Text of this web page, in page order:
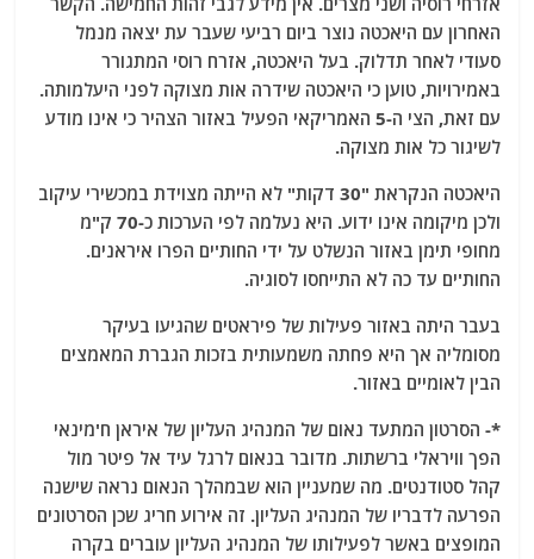
A
p
p
ra
m
b
o
o
האחרון עם היאכטה נוצר ביום רביעי שעבר עת יצאה מנמל
סעודי לאחר תדלוק. בעל היאכטה, אזרח רוסי המתגורר
באמירויות, טוען כי היאכטה שידרה אות מצוקה לפני היעלמותה.
עם זאת, הצי ה-5 האמריקאי הפעיל באזור הצהיר כי אינו מודע
לשיגור כל אות מצוקה.
היאכטה הנקראת "30 דקות" לא הייתה מצוידת במכשירי עיקוב
ולכן מיקומה אינו ידוע. היא נעלמה לפי הערכות כ-70 ק"מ
מחופי תימן באזור הנשלט על ידי החות'ים הפרו איראנים.
החות'ים עד כה לא התייחסו לסוגיה.
בעבר היתה באזור פעילות של פיראטים שהגיעו בעיקר
מסומליה אך היא פחתה משמעותית בזכות הגברת המאמצים
הבין לאומיים באזור.
*- הסרטון המתעד נאום של המנהיג העליון של איראן ח'מינאי
הפך וויראלי ברשתות. מדובר בנאום לרגל עיד אל פיטר מול
קהל סטודנטים. מה שמעניין הוא שבמהלך הנאום נראה שישנה
הפרעה לדבריו של המנהיג העליון. זה אירוע חריג שכן הסרטונים
המופצים באשר לפעילותו של המנהיג העליון עוברים בקרה